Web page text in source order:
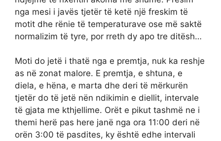
nga mesi i javës tjetër të ketë një freskim të
motit dhe rënie të temperaturave ose më saktë
normalizim të tyre, por rreth dy apo tre ditësh…
Moti do jetë i thatë nga e premtja, nuk ka reshje
as në zonat malore. E premtja, e shtuna, e
diela, e hëna, e marta dhe deri të mërkurën
tjetër do të jetë nën ndikimin e diellit, intervale
të gjata me kthjellime. Orët e pikut tashmë ne i
themi herë pas here janë nga ora 11:00 deri në
orën 3:00 të pasdites, ky është edhe intervali